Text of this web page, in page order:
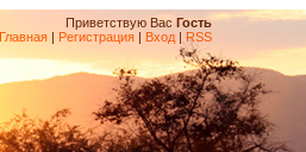
Приветствую Вас Гость
Главная | Регистрация | Вход | RSS